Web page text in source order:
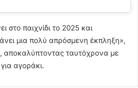
στο παιχνίδι το 2025 και
μια πολύ απρόσμενη έκπληξη»,
αποκαλύπτοντας ταυτόχρονα με
αγοράκι.